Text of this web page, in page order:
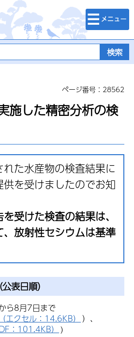
葉県
検索・メニュ
ー
ページ番号：28562
施した精密分析の検
た水産物の検査結果に
を受けましたのでお知
受けた検査の結果は、
放射性セシウムは基準
表日順）
ら8月7日まで
エクセル：14.6KB） ）、
：101.4KB） )